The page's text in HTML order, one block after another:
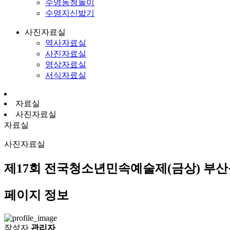
수영농청놀이
수영지신밟기
사진자료실
역사자료실
사진자료실
영상자료실
서식자료실
자료실
사진자료실
자료실
사진자료실
제17회 전국청소년민속예술제(금상) 부
페이지 정보
작성자 관리자